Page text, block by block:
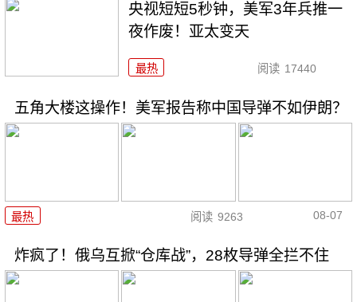
央视短短5秒钟，美军3年兵推一
夜作废！亚太变天
最热 阅读 17440
五角大楼这操作！美军报告称中国导弹不如伊朗？
最热 阅读 9263 08-07
炸疯了！俄乌互掀“仓库战”，28枚导弹全拦不住